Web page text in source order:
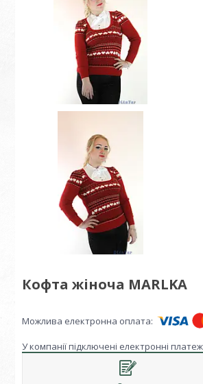
Кофта жіноча MARLKA
У компанії підключені електронні